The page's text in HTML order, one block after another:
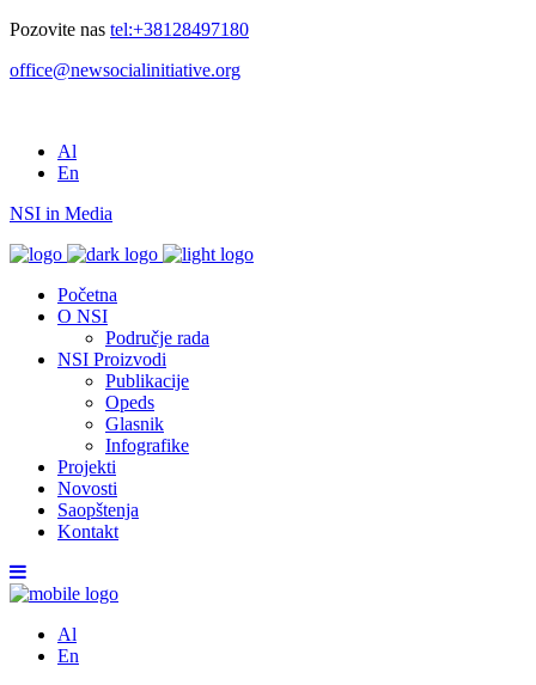
Pozovite nas tel:+38128497180
office@newsocialinitiative.org
Al
En
NSI in Media
Početna
O NSI
Područje rada
NSI Proizvodi
Publikacije
Opeds
Glasnik
Infografike
Projekti
Novosti
Saopštenja
Kontakt
Al
En